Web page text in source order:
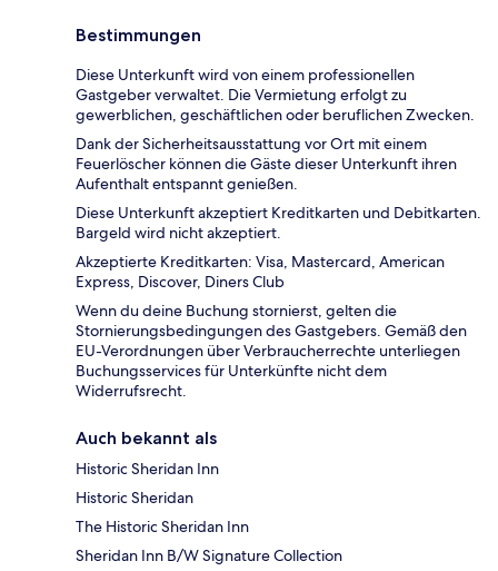
Bestimmungen
Diese Unterkunft wird von einem professionellen
Gastgeber verwaltet. Die Vermietung erfolgt zu
gewerblichen, geschäftlichen oder beruflichen Zwecken.
Dank der Sicherheitsausstattung vor Ort mit einem
Feuerlöscher können die Gäste dieser Unterkunft ihren
Aufenthalt entspannt genießen.
Diese Unterkunft akzeptiert Kreditkarten und Debitkarten.
Bargeld wird nicht akzeptiert.
Akzeptierte Kreditkarten: Visa, Mastercard, American
Express, Discover, Diners Club
Wenn du deine Buchung stornierst, gelten die
Stornierungsbedingungen des Gastgebers. Gemäß den
EU-Verordnungen über Verbraucherrechte unterliegen
Buchungsservices für Unterkünfte nicht dem
Widerrufsrecht.
Auch bekannt als
Historic Sheridan Inn
Historic Sheridan
The Historic Sheridan Inn
Sheridan Inn B/W Signature Collection